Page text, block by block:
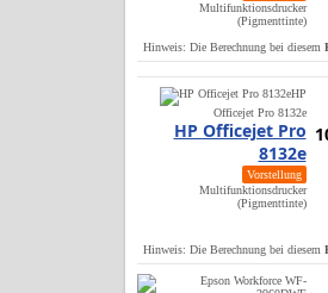
Multifunktionsdrucker
(Pigmenttinte)
Hinweis: Die Berechnung bei diesem
HP
Officejet Pro 8132e
HP Officejet Pro
8132e
Vorstellung
Multifunktionsdrucker
(Pigmenttinte)
Hinweis: Die Berechnung bei diesem